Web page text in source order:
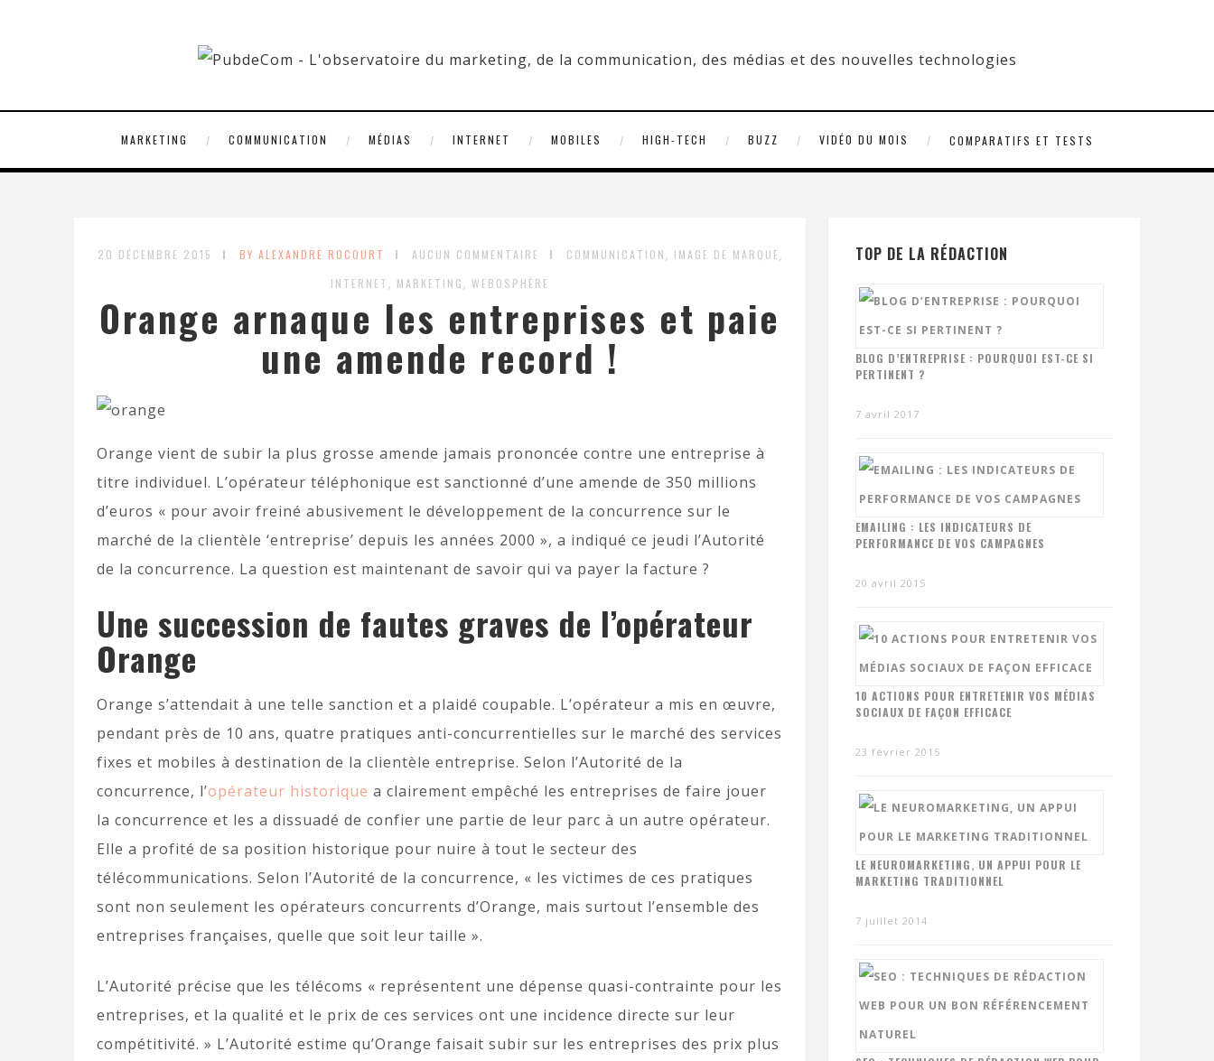
MARKETING COMMUNICATION MÉDIAS INTERNET MOBILES HIGH-TECH BUZZ VIDÉO DU MOIS COMPARATIFS ET TESTS
20 DÉCEMBRE 2015 BY ALEXANDRE ROCOURT AUCUN COMMENTAIRE COMMUNICATION, IMAGE DE MARQUE,
INTERNET, MARKETING, WEBOSPHÈRE
Orange arnaque les entreprises et paie
une amende record !
Orange vient de subir la plus grosse amende jamais prononcée contre une entreprise à
titre individuel. L’opérateur téléphonique est sanctionné d’une amende de 350 millions
d’euros « pour avoir freiné abusivement le développement de la concurrence sur le
marché de la clientèle ‘entreprise’ depuis les années 2000 », a indiqué ce jeudi l’Autorité
de la concurrence. La question est maintenant de savoir qui va payer la facture ?
Une succession de fautes graves de l’opérateur
Orange
Orange s’attendait à une telle sanction et a plaidé coupable. L’opérateur a mis en œuvre,
pendant près de 10 ans, quatre pratiques anti-concurrentielles sur le marché des services
fixes et mobiles à destination de la clientèle entreprise. Selon l’Autorité de la
concurrence, l’opérateur historique a clairement empêché les entreprises de faire jouer
la concurrence et les a dissuadé de confier une partie de leur parc à un autre opérateur.
Elle a profité de sa position historique pour nuire à tout le secteur des
télécommunications. Selon l’Autorité de la concurrence, « les victimes de ces pratiques
sont non seulement les opérateurs concurrents d’Orange, mais surtout l’ensemble des
entreprises françaises, quelle que soit leur taille ».
L’Autorité précise que les télécoms « représentent une dépense quasi-contrainte pour les
entreprises, et la qualité et le prix de ces services ont une incidence directe sur leur
compétitivité. » L’Autorité estime qu’Orange faisait subir sur les entreprises des prix plus
TOP DE LA RÉDACTION
BLOG D’ENTREPRISE : POURQUOI EST-CE SI
PERTINENT ?
7 avril 2017
EMAILING : LES INDICATEURS DE
PERFORMANCE DE VOS CAMPAGNES
20 avril 2015
10 ACTIONS POUR ENTRETENIR VOS MÉDIAS
SOCIAUX DE FAÇON EFFICACE
23 février 2015
LE NEUROMARKETING, UN APPUI POUR LE
MARKETING TRADITIONNEL
7 juillet 2014